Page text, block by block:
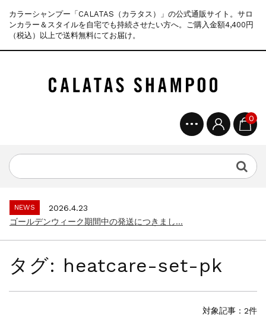
カラーシャンプー「CALATAS（カラタス）」の公式通販サイト。サロ
ンカラー＆スタイルを自宅でも持続させたい方へ。ご購入金額4,400円
（税込）以上で送料無料にてお届け。
0
ゴールデンウィーク期間中の商品発送とカス...
NEWS
2026.7.29
NEWS
2026.4.23
ゴールデンウィーク期間中の発送につきまし...
NEWS
2025.7.15
NEWS
2025.4.28
タグ: heatcare-set-pk
対象記事：2件